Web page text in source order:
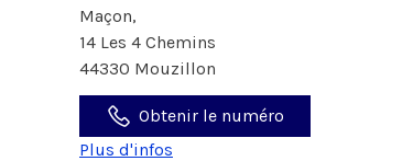
Maçon,
14 Les 4 Chemins
44330 Mouzillon
Obtenir le numéro
Plus d'infos